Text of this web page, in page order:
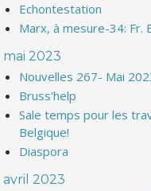
Echontestation
Marx, à mesure-34: Fr.
mai 2023
Nouvelles 267- Mai
Bruss'help
Sale temps pour les
Belgique!
Diaspora
avril 2023